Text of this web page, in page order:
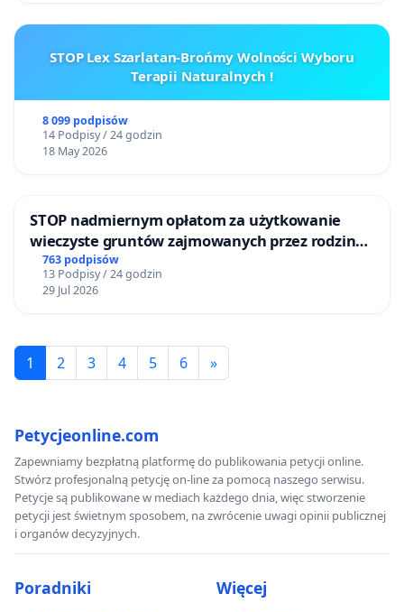
STOP Lex Szarlatan-Brońmy Wolności Wyboru
Terapii Naturalnych !
8 099 podpisów
14 Podpisy / 24 godzin
18 May 2026
STOP nadmiernym opłatom za użytkowanie
wieczyste gruntów zajmowanych przez rodzinne
ogrody działkowe.
763 podpisów
13 Podpisy / 24 godzin
29 Jul 2026
1 2 3 4 5 6 »
Petycjeonline.com
Zapewniamy bezpłatną platformę do publikowania petycji online.
Stwórz profesjonalną petycję on-line za pomocą naszego serwisu.
Petycje są publikowane w mediach każdego dnia, więc stworzenie
petycji jest świetnym sposobem, na zwrócenie uwagi opinii publicznej
i organów decyzyjnych.
Poradniki Więcej